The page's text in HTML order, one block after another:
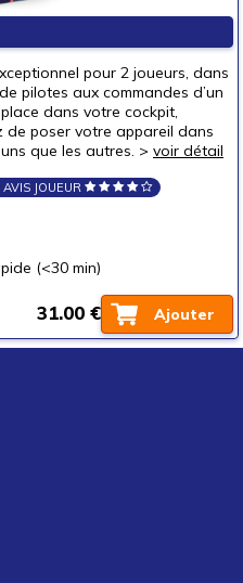
pour 2 joueurs, dans
pilotes aux commandes d’un
dans votre cockpit,
poser votre appareil dans
que les autres. > voir détail
AVIS JOUEUR
(<30 min)
Ajouter
31.00 €